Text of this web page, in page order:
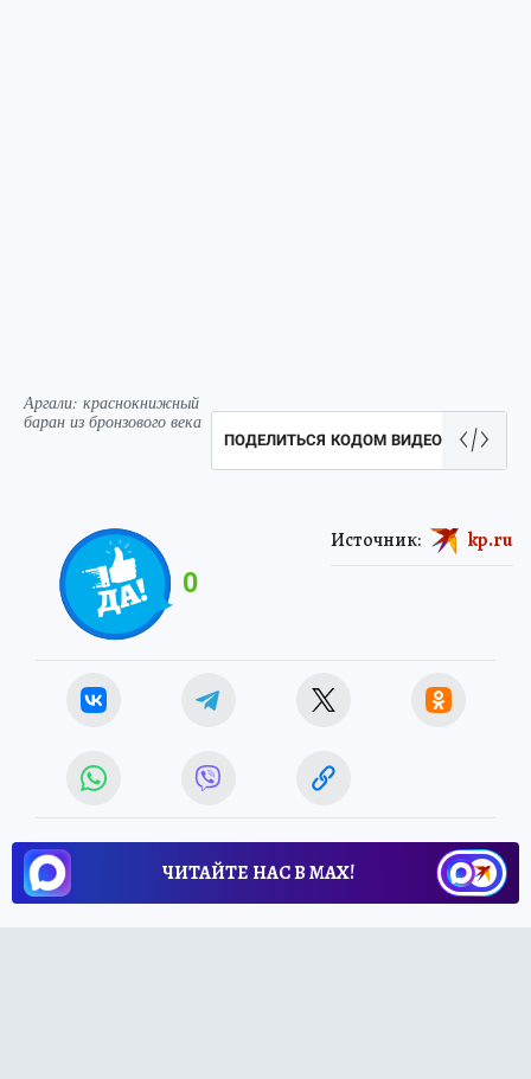
Аргали: краснокнижный
баран из бронзового века
ПОДЕЛИТЬСЯ КОДОМ ВИДЕО
0
Источник: kp.ru
ЧИТАЙТЕ НАС В МАХ!